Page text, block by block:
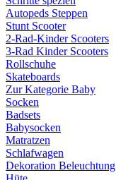
Autopeds Steppen
Stunt Scooter
2-Rad-Kinder Scooters
3-Rad Kinder Scooters
Rollschuhe
Skateboards
Zur Kategorie Baby
Socken
Badsets
Babysocken
Matratzen
Schlafwagen
Dekoration Beleuchtung